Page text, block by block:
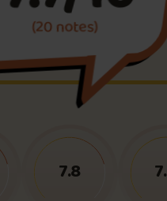
Foire aux
(20 notes)
7.8